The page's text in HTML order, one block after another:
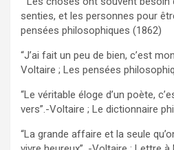
senties, et les personnes pour
pensées philosophiques (1862)
“J’ai fait un peu de bien, c’est
Voltaire ; Les pensées
“Le véritable éloge d’un poète,
vers”.-Voltaire ; Le dictionnaire
“La grande affaire et la seule